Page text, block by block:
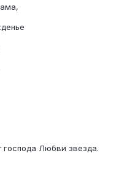
господа Любви звезда.